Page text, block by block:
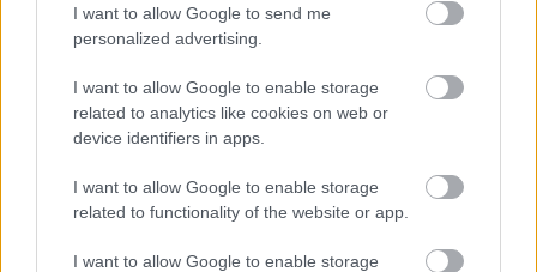
I want to allow Google to send me
personalized advertising.
I want to allow Google to enable storage
related to analytics like cookies on web or
device identifiers in apps.
I want to allow Google to enable storage
related to functionality of the website or app.
I want to allow Google to enable storage
Megismertem és elfogadom aGDPR-szabályzatot
Nem szeretne lemaradni semmiről? Csak egy kattintás, és hírlevelünk a
legfrissebb információkkal és exkluzív tartalmakkal hétről hétre
A SZOL24 legfrissebb 24 cikke